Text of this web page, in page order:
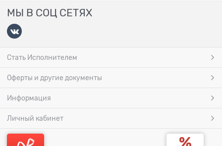
МЫ В СОЦ СЕТЯХ
Стать Исполнителем
Оферты и другие документы
Информация
Личный кабинет